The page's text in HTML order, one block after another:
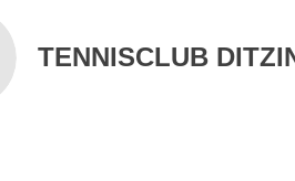
TENNISCLUB